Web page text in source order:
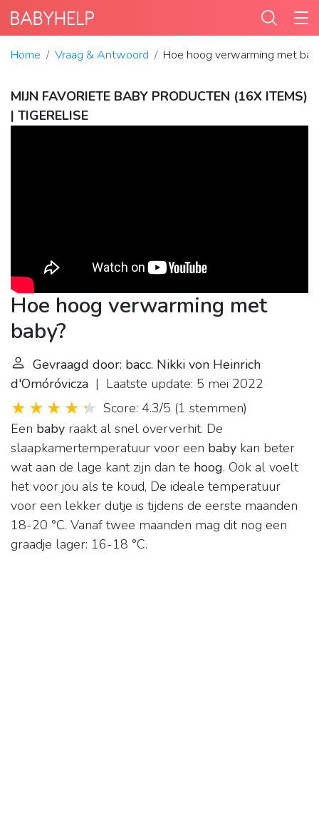
Home Vraag & Antwoord Hoe hoog verwarming met
MIJN FAVORIETE BABY PRODUCTEN (16X ITEMS)
| TIGERELISE
Hoe hoog verwarming met
baby?
Gevraagd door: bacc. Nikki von Heinrich
d'Omóróvicza | Laatste update: 5 mei 2022
Score: 4.3/5 (1 stemmen)
Een baby raakt al snel oververhit. De
slaapkamertemperatuur voor een baby kan beter
wat aan de lage kant zijn dan te hoog. Ook al voelt
het voor jou als te koud, De ideale temperatuur
voor een lekker dutje is tijdens de eerste maanden
18-20 °C. Vanaf twee maanden mag dit nog een
graadje lager: 16-18 °C.